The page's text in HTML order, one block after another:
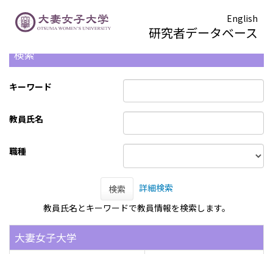
English
研究者データベース
検索
キーワード
教員氏名
職種
検索
詳細検索
教員氏名とキーワードで教員情報を検索します。
大妻女子大学